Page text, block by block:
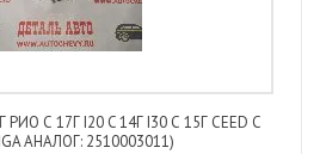
С 17Г I20 C 14Г I30 С 15Г CEED С
АНАЛОГ: 2510003011)